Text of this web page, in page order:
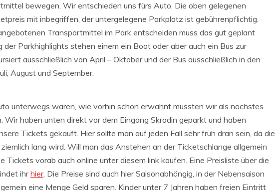
bewegen. Wir entschieden uns fürs Auto. Die oben gelegenen
mit inbegriffen, der untergelegene Parkplatz ist gebührenpflichtig.
Transportmittel im Park entscheiden muss das gut geplant
der Parkhighlights stehen einem ein Boot oder aber auch ein Bus zur
ausschließlich von April – Oktober und der Bus ausschließlich in den
August und September.
unterwegs waren, wie vorhin schon erwähnt mussten wir als nächstes
Wir haben unten direkt vor dem Eingang Skradin geparkt und haben
Tickets gekauft. Hier sollte man auf jeden Fall sehr früh dran sein, da die
lang wird. Will man das Anstehen an der Ticketschlange allgemein
Tickets vorab auch online unter diesem link kaufen. Eine Preisliste über die
ihrhier. Die Preise sind auch hier Saisonabhängig, in der Nebensaison
eine Menge Geld sparen. Kinder unter 7 Jahren haben freien Eintritt